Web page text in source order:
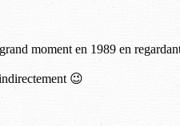
moment en 1989 en
😉